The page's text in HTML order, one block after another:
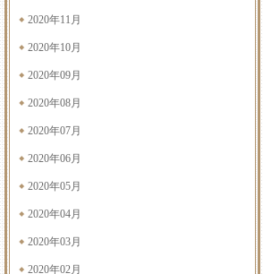
2020年11月
2020年10月
2020年09月
2020年08月
2020年07月
2020年06月
2020年05月
2020年04月
2020年03月
2020年02月